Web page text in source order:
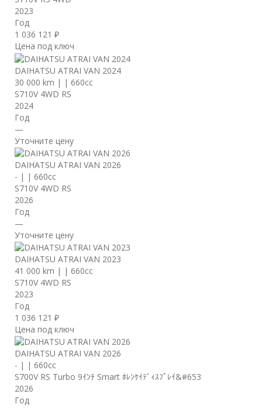
2023
Год
1 036 121 ₽
Цена под ключ
DAIHATSU ATRAI VAN 2024
30 000 km | | 660cc
S710V 4WD RS
2024
Год
—
Уточните цену
DAIHATSU ATRAI VAN 2026
- | | 660cc
S710V 4WD RS
2026
Год
—
Уточните цену
DAIHATSU ATRAI VAN 2023
41 000 km | | 660cc
S710V 4WD RS
2023
Год
1 036 121 ₽
Цена под ключ
DAIHATSU ATRAI VAN 2026
- | | 660cc
S700V RS Turbo 9ｲﾝﾁ Smart ﾎﾚﾝｹｲﾃﾞｨｽﾌﾟﾚｲ&#653
2026
Год